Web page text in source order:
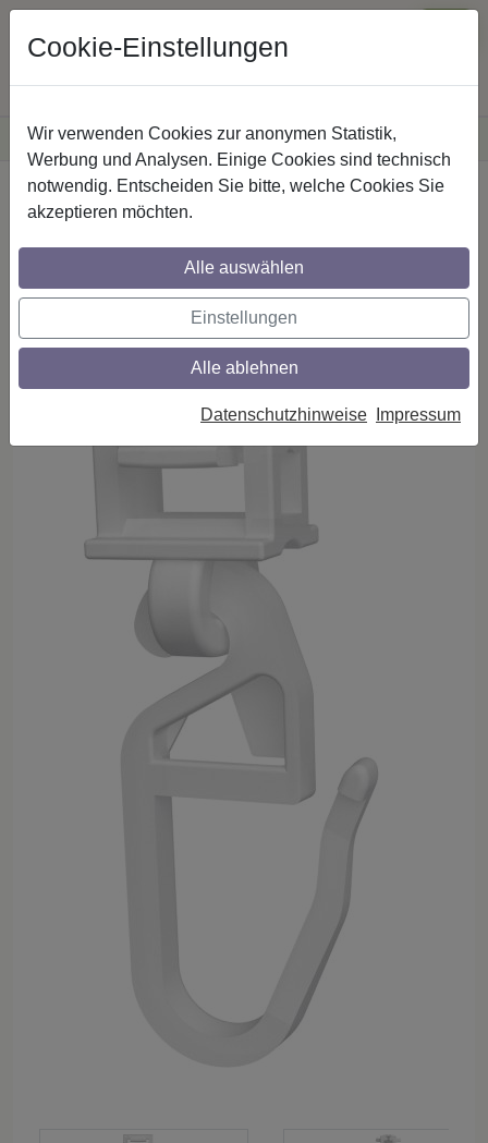
VersandkostenfreieLieferung innerhalb Deutschlands
Sichere Zahlung
Startseite
Gardinenschienen
Gardinenschienen-Zubehör
Klick-Gleiter Klicki mit Faltenlegehaken
aus Kunststoff für Gardinenschienen
SLIMLINE (Packung mit 100 Stück)
Cookie-Einstellungen
Wir verwenden Cookies zur anonymen Statistik,
Werbung und Analysen. Einige Cookies sind technisch
notwendig. Entscheiden Sie bitte, welche Cookies Sie
akzeptieren möchten.
Alle auswählen
Einstellungen
Alle ablehnen
Datenschutzhinweise Impressum